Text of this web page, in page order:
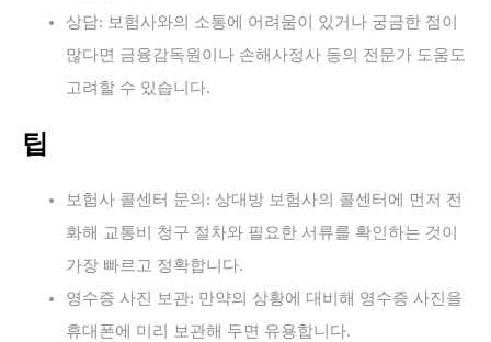
상담: 보험사와의 소통에 어려움이 있거나 궁금한 점이
많다면 금융감독원이나 손해사정사 등의 전문가 도움도
고려할 수 있습니다.
팁
보험사 콜센터 문의: 상대방 보험사의 콜센터에 먼저 전
화해 교통비 청구 절차와 필요한 서류를 확인하는 것이
가장 빠르고 정확합니다.
영수증 사진 보관: 만약의 상황에 대비해 영수증 사진을
휴대폰에 미리 보관해 두면 유용합니다.